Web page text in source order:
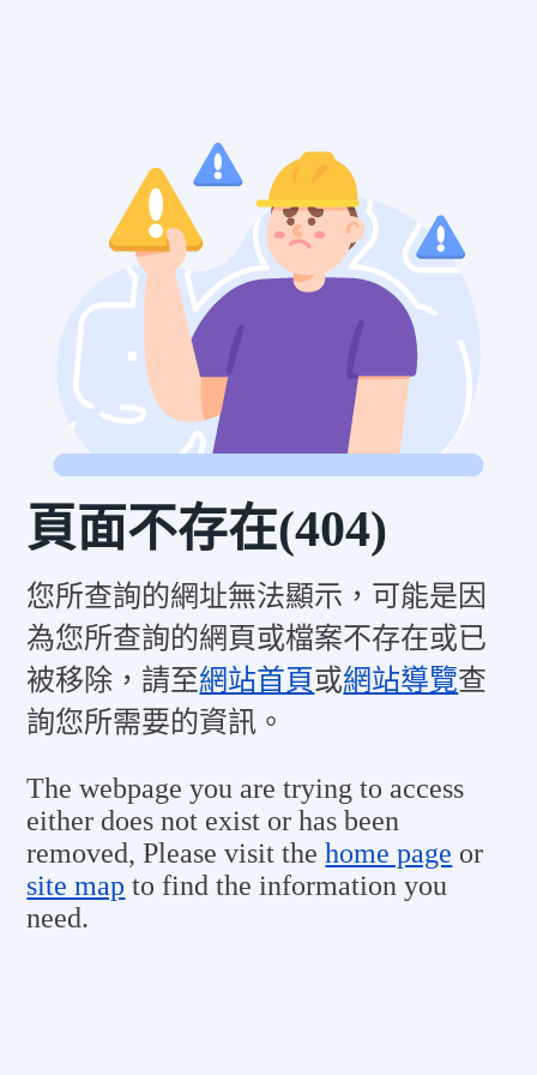
頁面不存在(404)
您所查詢的網址無法顯示，可能是因
為您所查詢的網頁或檔案不存在或已
被移除，請至網站首頁或網站導覽查
詢您所需要的資訊。
The webpage you are trying to access
either does not exist or has been
removed, Please visit thehome page or
site map to find the information you
need.